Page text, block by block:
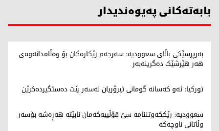
بابەتەکانی پەیوەندیدار
بەرپرسێکی باڵای سعوودیە: سەرجەم رێکارەکان بۆ وەڵامدانەوەی
هەر هێرشێک دەگرینەبەر
تورکیا: ئەو کەسانە گومانی تیرۆریان لەسەر بێت دەستگیردەکرێن
سعوودیە: رێککەوتننامە سێ قۆڵییەکەمان نابێتە هەڕەشە بۆسەر
وڵاتانی ناوچەکە